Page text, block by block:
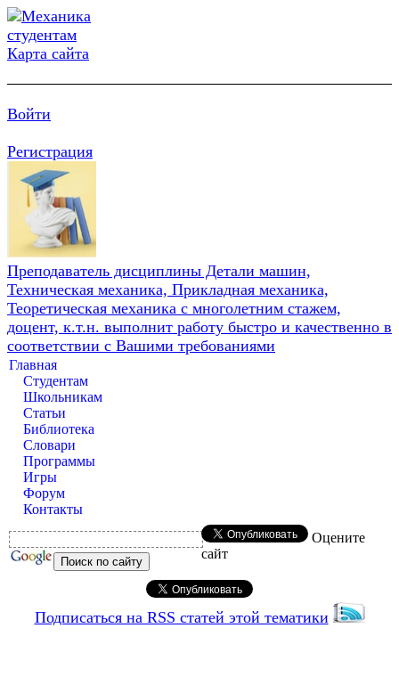
Карта сайта
Войти
Регистрация
Преподаватель дисциплины Детали машин,
Техническая механика, Прикладная механика,
Теоретическая механика с многолетним стажем,
доцент, к.т.н. выполнит работу быстро и качественно в
соответствии с Вашими требованиями
Главная
Студентам
Школьникам
Статьи
Библиотека
Словари
Программы
Игры
Форум
Контакты
Оцените
сайт
Подписаться на RSS статей этой тематики